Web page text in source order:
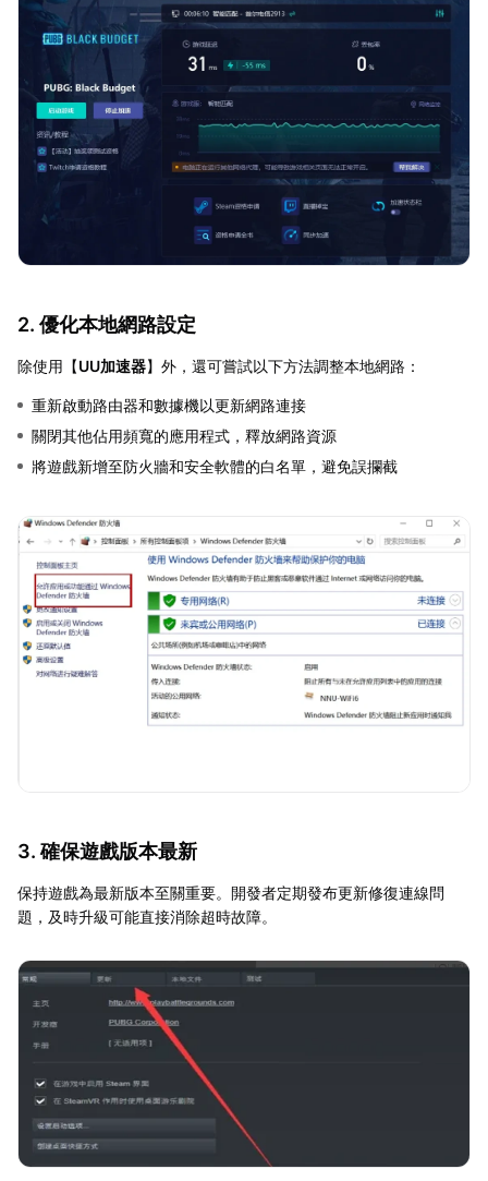
2. 優化本地網路設定
除使用【UU加速器】外，還可嘗試以下方法調整本地網路：
重新啟動路由器和數據機以更新網路連接
關閉其他佔用頻寬的應用程式，釋放網路資源
將遊戲新增至防火牆和安全軟體的白名單，避免誤攔截
3. 確保遊戲版本最新
保持遊戲為最新版本至關重要。開發者定期發布更新修復連線問
題，及時升級可能直接消除超時故障。